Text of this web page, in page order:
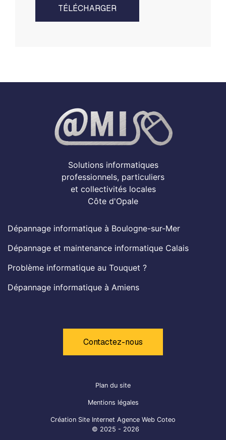
TÉLÉCHARGER
Solutions informatiques
professionnels, particuliers
et collectivités locales
Côte d'Opale
Dépannage informatique à Boulogne-sur-Mer
Dépannage et maintenance informatique Calais
Problème informatique au Touquet ?
Dépannage informatique à Amiens
Contactez-nous
Plan du site
Mentions légales
Création Site Internet Agence Web Coteo
© 2025 - 2026